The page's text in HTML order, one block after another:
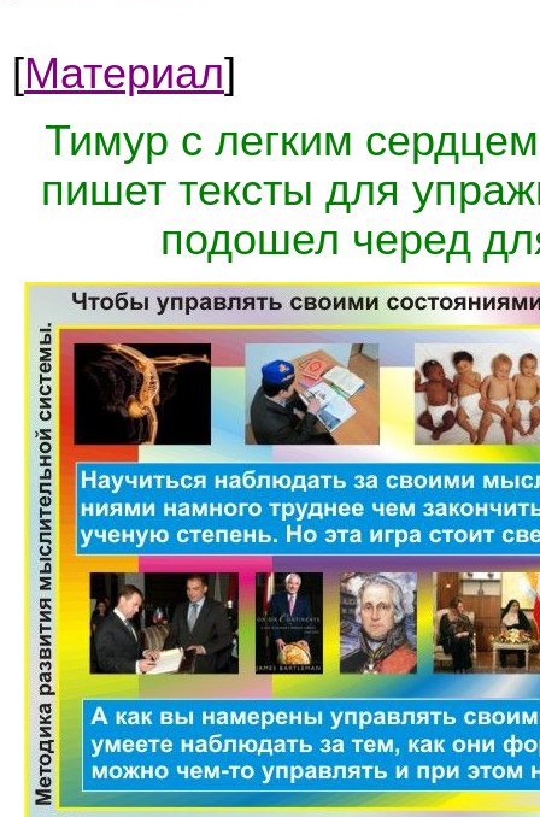
[Материал]
Тимур с легким
пишет тексты для
подошел черед